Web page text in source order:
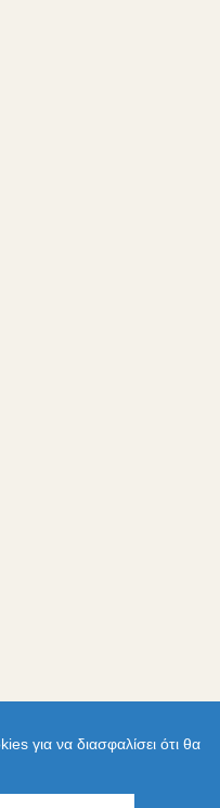
για να διασφαλίσει ότι θα